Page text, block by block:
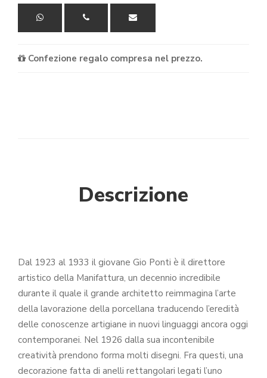
Confezione regalo compresa nel prezzo.
Descrizione
Dal 1923 al 1933 il giovane Gio Ponti è il direttore
artistico della Manifattura, un decennio incredibile
durante il quale il grande architetto reimmagina l’arte
della lavorazione della porcellana traducendo l’eredità
delle conoscenze artigiane in nuovi linguaggi ancora oggi
contemporanei. Nel 1926 dalla sua incontenibile
creatività prendono forma molti disegni. Fra questi, una
decorazione fatta di anelli rettangolari legati l’uno